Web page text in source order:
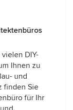
DIY-
Ihnen zu
und
finden Sie
für Ihr